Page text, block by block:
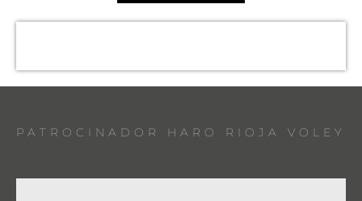
PATROCINADOR HARO RIOJA VOLEY